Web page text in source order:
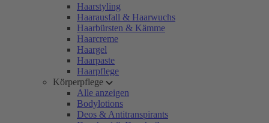
Haarstyling
Haarausfall & Haarwuchs
Haarbürsten & Kämme
Haarcreme
Haargel
Haarpaste
Haarpflege
Körperpflege
Alle anzeigen
Bodylotions
Deos & Antitranspirants